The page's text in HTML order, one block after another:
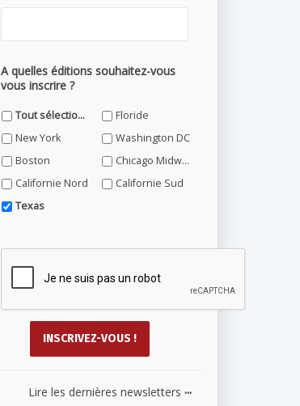
A quelles éditions souhaitez-vous
vous inscrire ?
Tout sélectionner
Floride
New York
Washington DC
Boston
Chicago Midwest
Californie Nord
Californie Sud
Texas
Lire les dernières newsletters ...